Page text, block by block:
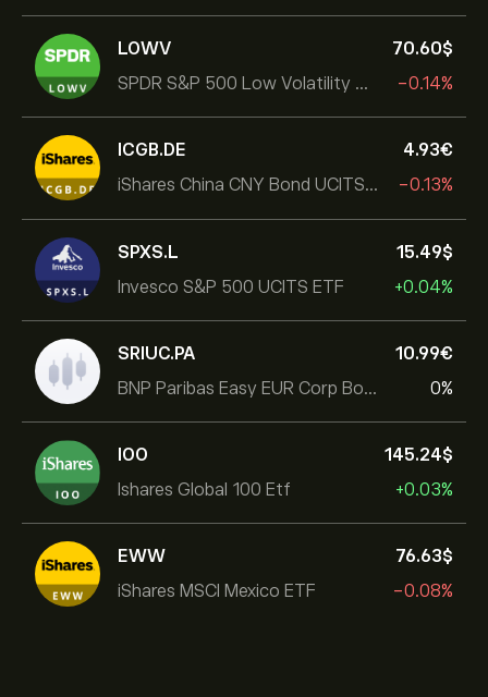
LOWV
SPDR S&P 500 Low Volatility UCITS ETF
70.60‎$‎
-0.14%
ICGB.DE
iShares China CNY Bond UCITS ETF
4.93‎€‎
-0.13%
SPXS.L
Invesco S&P 500 UCITS ETF
15.49‎$‎
+0.04%
SRIUC.PA
BNP Paribas Easy EUR Corp Bond SRI Fossil Free Ult
10.99‎€‎
0%
IOO
Ishares Global 100 Etf
145.24‎$‎
+0.03%
EWW
iShares MSCI Mexico ETF
76.63‎$‎
-0.08%